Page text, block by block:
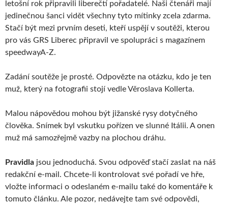
letošní rok připravili liberečtí pořadatelé. Naši čtenáři mají
jedinečnou šanci vidět všechny tyto mítinky zcela zdarma.
Stačí být mezi prvním deseti, kteří uspějí v soutěži, kterou
pro vás GRS Liberec připravil ve spolupráci s magazínem
speedwayA-Z.
Zadání soutěže je prosté. Odpovězte na otázku, kdo je ten
muž, který na fotografii stojí vedle Věroslava Kollerta.
Malou nápovědou mohou být jižanské rysy dotyčného
člověka. Snímek byl vskutku pořízen ve slunné Itálii. A onen
muž má samozřejmě vazby na plochou dráhu.
Pravidla jsou jednoduchá. Svou odpověď stačí zaslat na náš
redakční e-mail. Chcete-li kontrolovat své pořadí ve hře,
vložte informaci o odeslaném e-mailu také do komentáře k
tomuto článku. Ale pozor, nedávejte tam své odpovědi,